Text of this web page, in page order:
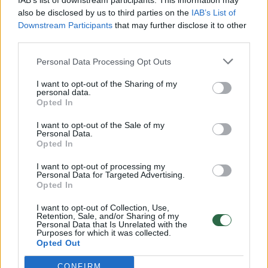
also be disclosed by us to third parties on the IAB’s List of
Downstream Participants that may further disclose it to other
Personal Data Processing Opt Outs
I want to opt-out of the Sharing of my
personal data.
Opted In
I want to opt-out of the Sale of my
Personal Data.
Opted In
I want to opt-out of processing my
Personal Data for Targeted Advertising.
Opted In
I want to opt-out of Collection, Use,
Retention, Sale, and/or Sharing of my
Personal Data that Is Unrelated with the
Purposes for which it was collected.
Opted Out
CONFIRM
vaiko gyvybių išgelbėti nepavyko
Žinios | Lietuvos diena
00:00:57
Savaitės vidurys nusimato karštas: temperatūra kils iki
32 laipsnių šilumos
Žinios | Orai
Nufilmavo, kaip patvino Vilniaus Vakarinis aplinkkelis:
Žinios | Lietuvos diena
00:00:55
Avarija Vilniuje: į stotelę įsirėžęs automobilis sužalojo
dvi moteris